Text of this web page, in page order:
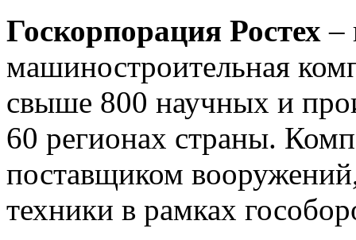
Госкорпорация Ростех –
машиностроительная
свыше 800 научных и
60 регионах страны.
поставщиком
техники в рамках